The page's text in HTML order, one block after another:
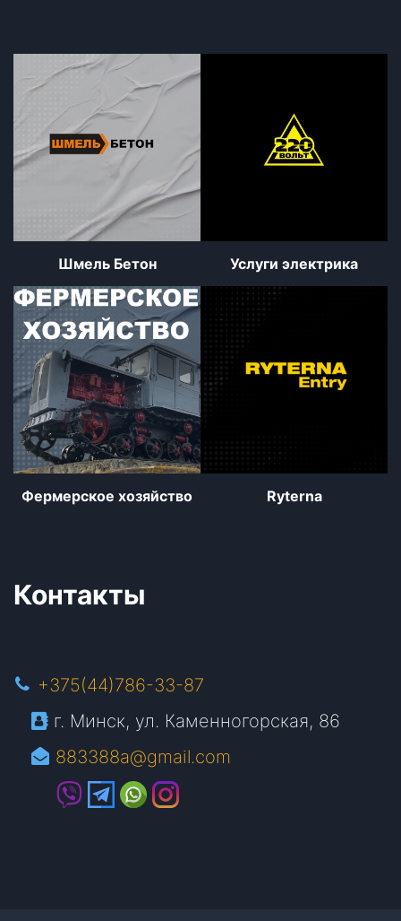
Шмель Бетон Услуги электрика
Фермерское хозяйство Ryterna
Контакты
+375(44)786-33-87
г. Минск, ул. Каменногорская, 86
883388a@gmail.com